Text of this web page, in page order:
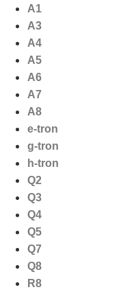
naar
inhoud
A1
A3
A4
A5
A6
A7
A8
e-tron
g-tron
h-tron
Q2
Q3
Q4
Q5
Q7
Q8
R8